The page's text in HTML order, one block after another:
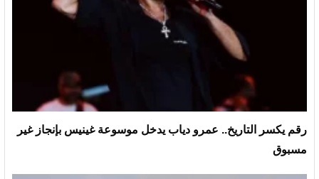
رقم يكسر التاريخ.. عمرو دياب يدخل موسوعة غينيس بإنجاز غير
مسبوق